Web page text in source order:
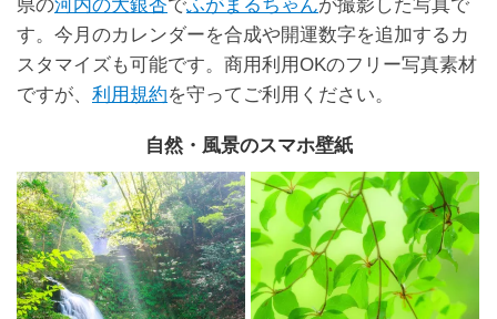
県の河内の大銀杏でふがまるちゃんが撮影した写真で
す。今月のカレンダーを合成や開運数字を追加するカ
スタマイズも可能です。商用利用OKのフリー写真素材
ですが、 利用規約を守ってご利用ください。
自然・風景のスマホ壁紙